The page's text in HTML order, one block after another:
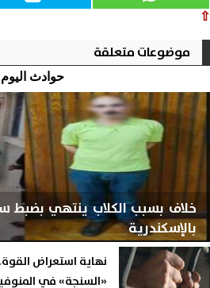
⇧
موضوعات متعلقة
حوادث اليوم
خلاف بسبب الكلاب ينتهي
بالإسكندرية
نهاية استعراض
«السنجة» في